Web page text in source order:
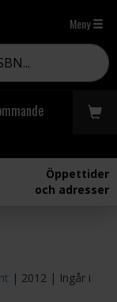
Meny
Öppettider
och adresser
| 2012 | Ingår i